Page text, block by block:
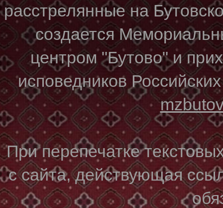
расстрелянные на
создается
центром "Бутово" и
исповедников
При перепечатке
с сайта, действующая